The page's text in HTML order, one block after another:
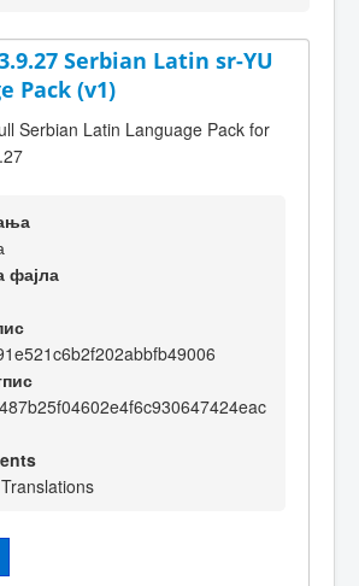
Serbian Latin sr-YU
Pack (v1)
Serbian Latin Language Pack for
фајла